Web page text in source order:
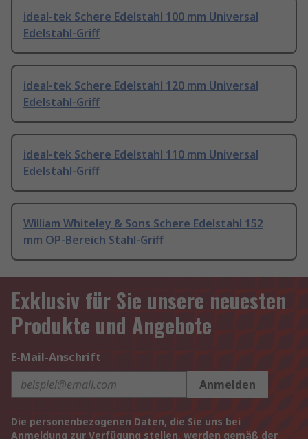
ideal-tek Schere Edelstahl 100 mm Universal
Edelstahl-Griff
ideal-tek Schere Edelstahl 120 mm Universal
Edelstahl-Griff
ideal-tek Schere Edelstahl 110 mm Universal
Edelstahl-Griff
William Whiteley & Sons Schere Edelstahl 152
mm OP-Bereich Stahl-Griff
Exklusiv für Sie unsere neuesten
Produkte und Angebote
E-Mail-Anschrift
Anmelden
Die personenbezogenen Daten, die Sie uns bei
Anmeldung zur Verfügung stellen, werden gemäß der